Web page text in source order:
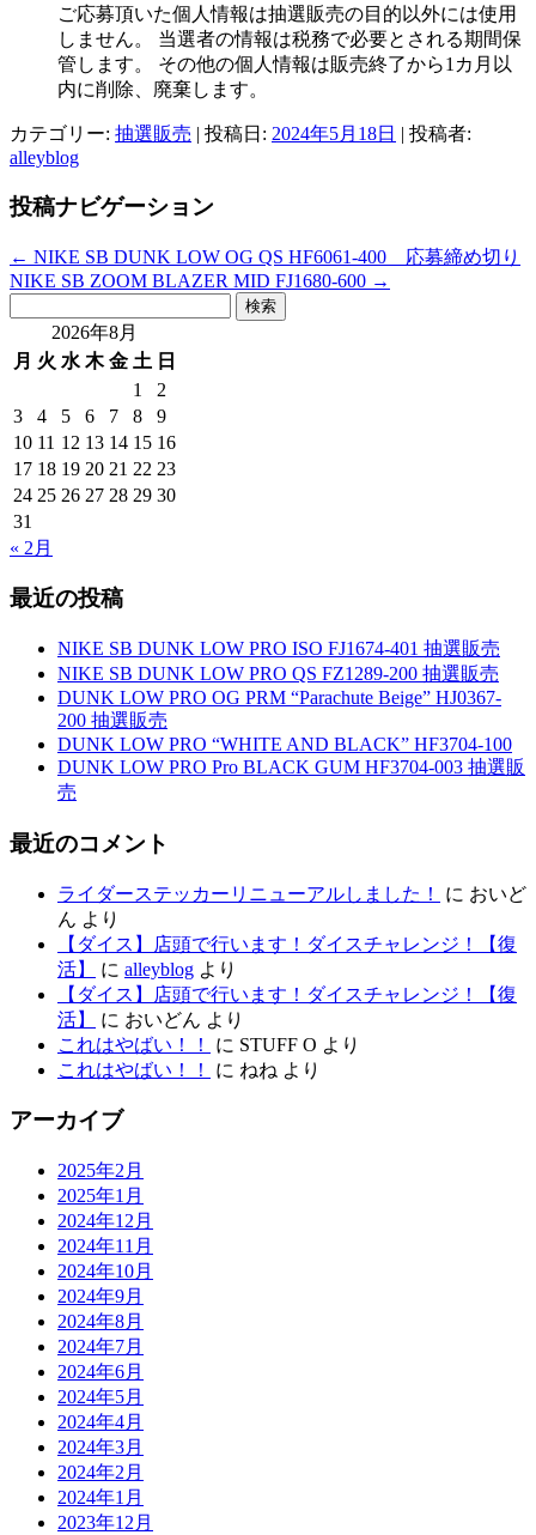
ご応募頂いた個人情報は抽選販売の目的以外には使用
しません。 当選者の情報は税務で必要とされる期間保
管します。 その他の個人情報は販売終了から1カ月以
内に削除、廃棄します。
カテゴリー: 抽選販売 | 投稿日: 2024年5月18日 | 投稿者:
alleyblog
投稿ナビゲーション
← NIKE SB DUNK LOW OG QS HF6061-400 応募締め切り
NIKE SB ZOOM BLAZER MID FJ1680-600 →
2026年8月
月 火 水 木 金 土 日
1
2
3
4 5 6 7 8
9
10 11 12 13 14 15 16
17 18 19 20 21 22 23
24 25 26 27 28 29 30
31
« 2月
最近の投稿
NIKE SB DUNK LOW PRO ISO FJ1674-401 抽選販売
NIKE SB DUNK LOW PRO QS FZ1289-200 抽選販売
DUNK LOW PRO OG PRM “Parachute Beige” HJ0367-
200 抽選販売
DUNK LOW PRO “WHITE AND BLACK” HF3704-100
DUNK LOW PRO Pro BLACK GUM HF3704-003 抽選販
売
最近のコメント
ライダーステッカーリニューアルしました！ に おいど
ん より
【ダイス】店頭で行います！ダイスチャレンジ！【復
活】
に alleyblog より
【ダイス】店頭で行います！ダイスチャレンジ！【復
活】
に おいどん より
これはやばい！！
に STUFF O より
これはやばい！！
に ねね より
アーカイブ
2025年2月
2025年1月
2024年12月
2024年11月
2024年10月
2024年9月
2024年8月
2024年7月
2024年6月
2024年5月
2024年4月
2024年3月
2024年2月
2024年1月
2023年12月